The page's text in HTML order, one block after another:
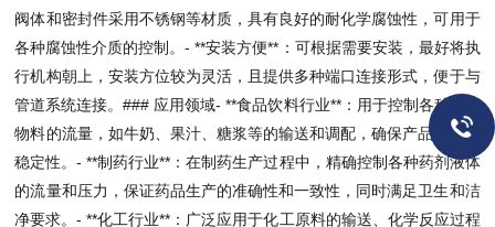
阀体和密封件采用不锈钢等材质，具有良好的耐化学腐蚀性，可用于
各种腐蚀性介质的控制。- **安装方便**：可根据需要安装，最好将执
行机构朝上，安装方位较为灵活，且提供多种端口连接形式，便于与
管道系统连接。### 应用领域- **食品饮料行业**：用于控制各种流体
物料的流量，如牛奶、果汁、糖浆等的输送和调配，确保产品质量的
稳定性。- **制药行业**：在制药生产过程中，精确控制各种药剂液体
的流量和压力，保证药品生产的准确性和一致性，同时满足卫生和洁
净要求。- **化工行业**：广泛应用于化工原料的输送、化学反应过程